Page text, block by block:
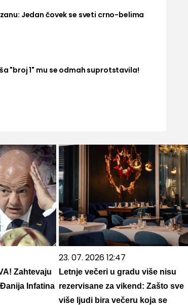
Jedan čovek se sveti crno-belima
"broj 1" mu se odmah suprotstavila!
Zahtevaju
Infatina
23. 07. 2026 12:47
Letnje večeri u gradu više nisu
rezervisane za vikend: Zašto sve
više ljudi bira večeru koja se